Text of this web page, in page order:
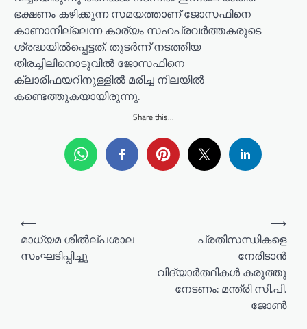
ഭക്ഷണം കഴിക്കുന്ന സമയത്താണ് ജോസഫിനെ
കാണാനില്ലെന്ന കാര്യം സഹപ്രവർത്തകരുടെ
ശ്രദ്ധയിൽപ്പെട്ടത്. തുടർന്ന് നടത്തിയ
തിരച്ചിലിനൊടുവിൽ ജോസഫിനെ
ക്ലാരിഫയറിനുള്ളിൽ മരിച്ച നിലയിൽ
കണ്ടെത്തുകയായിരുന്നു.
Share this...
⟵
മാധ്യമ ശിൽല്പശാല
സംഘടിപ്പിച്ചു
പ്രതിസന്ധികളെ
നേരിടാൻ
വിദ്യാർത്ഥികൾ കരുത്തു
നേടണം: മന്ത്രി സി.പി.
ജോൺ
⟶